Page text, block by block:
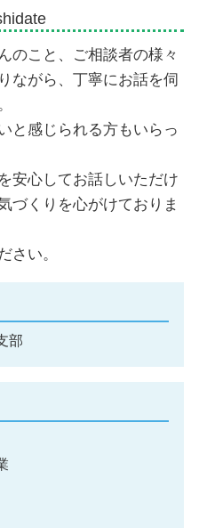
のこと、ご相談者の様々
ながら、丁寧にお話を伺
と感じられる方もいらっ
安心してお話しいただけ
づくりを心がけておりま
さい。
部